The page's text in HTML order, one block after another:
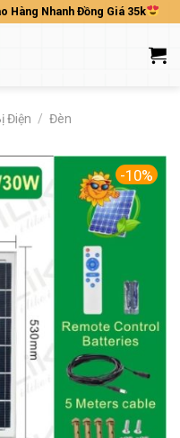
Hàng Nhanh Đồng Giá 35k
Điện / Đèn
-10%